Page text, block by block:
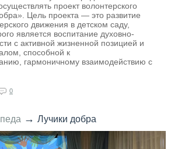
проект волонтерского
Цель проекта — это развитие
движения в детском саду,
является воспитание духовно-
с активной жизненной позицией и
способной к
гармоничному взаимодействию с
0
→ Лучики добра